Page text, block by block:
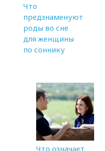
Что
предзнаменуют
роды во сне
для женщины
по соннику
Что означает